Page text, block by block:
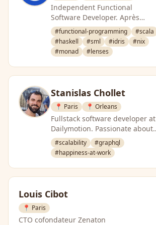
Independent Functional
Software Developer. Après
plusieurs années de
développement Java, j’ai
découvert la programmation …
#functional-programming
#scala
#haskell
#sml #idris
#nix
#monad
#lenses
Stanislas Chollet
📍 Paris 📍 Orleans
Fullstack software developer at
Dailymotion. Passionate about
functional programming,
performance and happiness at
work. …
#scalability
#graphql
#happiness-at-work
Louis Cibot
📍 Paris
CTO cofondateur Zenaton